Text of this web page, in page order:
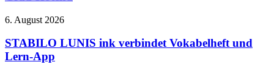
Netflix
beheiztem
und
Grad-
Hotend
STABILO
ink
verbindet
Vokabelheft
6. August 2026
STABILO LUNIS ink verbindet Vokabelheft und
Lern-App